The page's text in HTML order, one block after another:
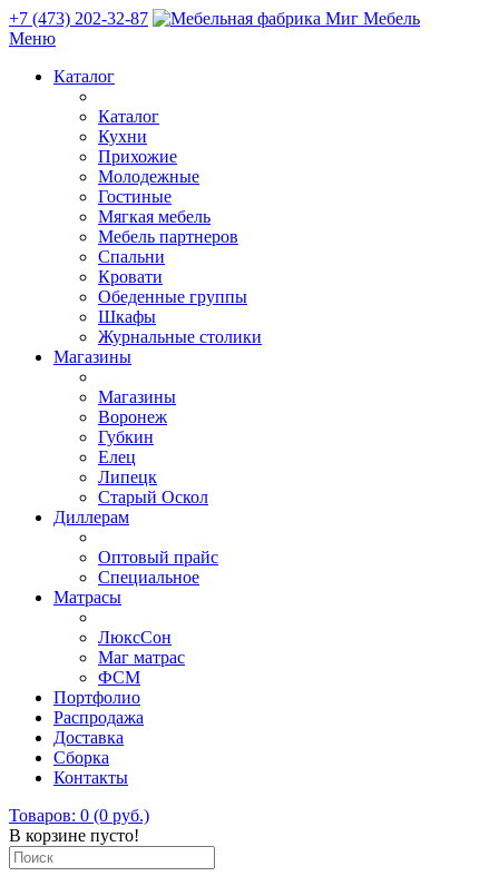
+7 (473) 202-32-87
Меню
Каталог
Каталог
Кухни
Прихожие
Молодежные
Гостиные
Мягкая мебель
Мебель партнеров
Спальни
Кровати
Обеденные группы
Шкафы
Журнальные столики
Магазины
Магазины
Воронеж
Губкин
Елец
Липецк
Старый Оскол
Диллерам
Оптовый прайс
Специальное
Матрасы
ЛюксСон
Маг матрас
ФСМ
Портфолио
Распродажа
Доставка
Сборка
Контакты
Товаров: 0 (0 руб.)
В корзине пусто!